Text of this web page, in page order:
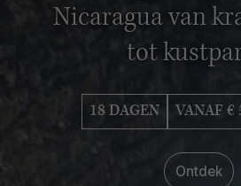
Nicaragua van
tot
18 DAGEN VANAF €
Ontdek